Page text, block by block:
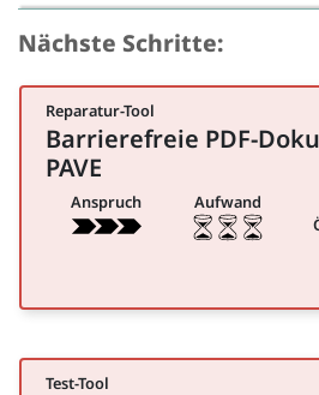
Nächste Schritte:
Reparatur-Tool
für Öffentlichkeitsarbeit
Barrierefreie PDF-
PAVE
Anspruch Aufwand
Test-Tool